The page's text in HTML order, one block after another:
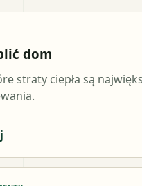
dom
straty ciepła są